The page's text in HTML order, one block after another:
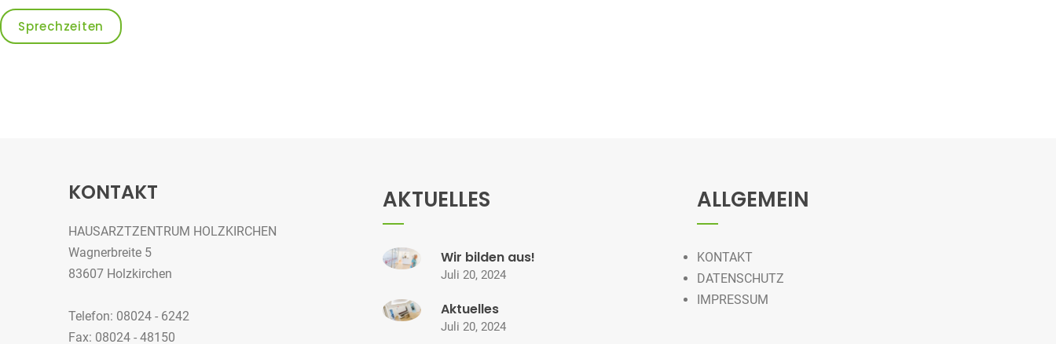
Sprechzeiten
KONTAKT
HAUSARZTZENTRUM HOLZKIRCHEN
Wagnerbreite 5
83607 Holzkirchen
Telefon: 08024 - 6242
Fax: 08024 - 48150
AKTUELLES
Wir bilden aus!
Juli 20, 2024
Aktuelles
Juli 20, 2024
ALLGEMEIN
KONTAKT
DATENSCHUTZ
IMPRESSUM